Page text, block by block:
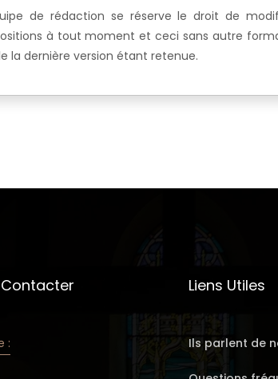
de rédaction se réserve le droit de
à tout moment et ceci sans autre
la dernière version étant retenue.
:
Liens Utiles
Ils parlent de